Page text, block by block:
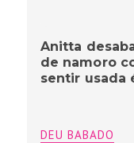
Anitta
de namoro
sentir usada
DEU BABADO